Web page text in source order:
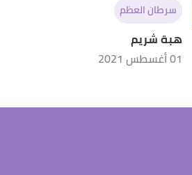
سرطان العظم
هبة شريم
01 أغسطس 2021